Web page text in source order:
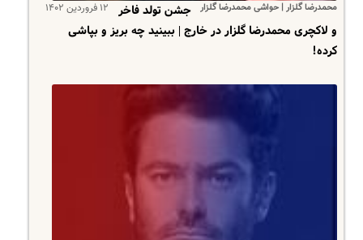
محمدرضا گلزار | حواشی محمدرضا گلزار ۱۲ فروردین ۱۴۰۲
جشن تولد فاخر
و لاکچری محمدرضا گلزار در خارج | ببینید چه بریز و بپاشی
کرده!